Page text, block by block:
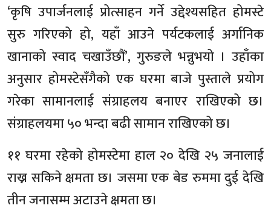
‘कृषि उपार्जनलाई प्रोत्साहन गर्ने उद्देश्यसहित होमस्टे
सुरु गरिएको हो, यहाँ आउने पर्यटकलाई अर्गानिक
खानाको स्वाद चखाउँछौं’, गुरुङले भन्नुभयो । उहाँका
अनुसार होमस्टेसँगैको एक घरमा बाजे पुस्ताले प्रयोग
गरेका सामानलाई संग्राहलय बनाएर राखिएको छ।
संग्राहलयमा ५० भन्दा बढी सामान राखिएको छ।
११ घरमा रहेको होमस्टेमा हाल २० देखि २५ जनालाई
राख्न सकिने क्षमता छ। जसमा एक बेड रुममा दुई देखि
तीन जनासम्म अटाउने क्षमता छ।